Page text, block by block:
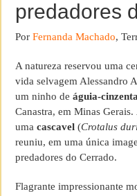
predadores
PorFernanda Machado,
A natureza reservou uma
vida selvagem Alessandro
um ninho deáguia-
Canastra, em Minas
umacascavel(Crotalus
reuniu, em uma única
predadores do Cerrado.
Flagrante impressionante